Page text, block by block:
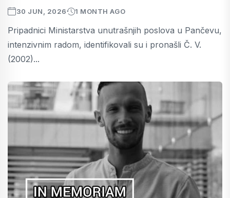
30 JUN, 2026 1 MONTH AGO
Pripadnici Ministarstva unutrašnjih poslova u Pančevu,
intenzivnim radom, identifikovali su i pronašli Č. V.
(2002)...